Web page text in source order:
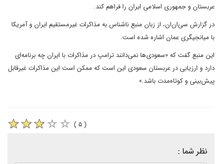
عربستان و جمهوری اسلامی ایران را فراهم کند.
در گزارش سی‌ان‌ان، از زبان منبع ناشناس به مذاکرات غیرمستقیم ایران و آمریکا
با میانجیگری عمان اشاره شده است.
این منبع گفت که «سعودی‌ها نمی‌دانند ترامپ در مذاکرات با ایران چه برنامه‌ای
دارد و ارزیابی در عربستان سعودی این است که ممکن است این مذاکرات غیرقابل
پیش‌بینی و کوتاه‌مدت باشد.»
( ۵ )
نظر شما :